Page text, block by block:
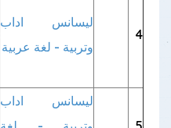
4
ليسانس اداب
وتربية - لغة عربية
ليسانس اداب